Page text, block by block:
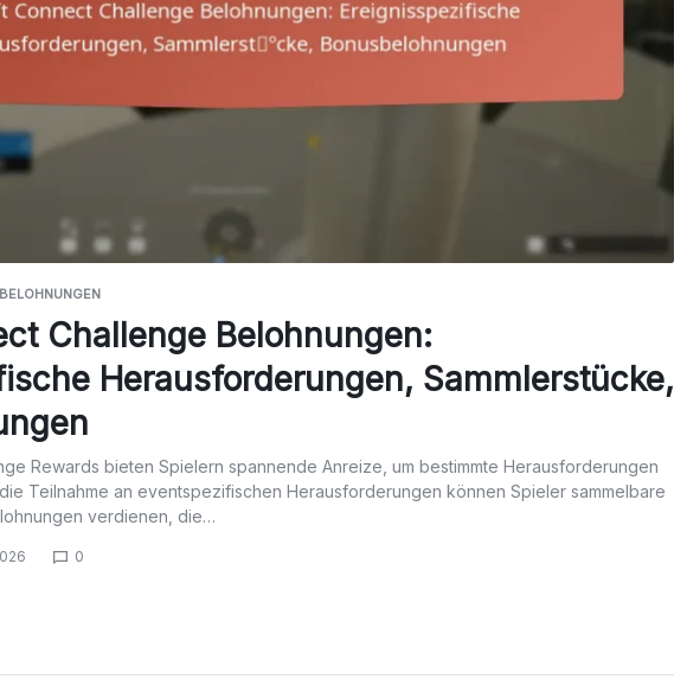
Challenge Belohnungen:
Herausforderungen, Sammlerstücke,
Rewards bieten Spielern spannende Anreize, um bestimmte Herausforderungen
Teilnahme an eventspezifischen Herausforderungen können Spieler sammelbare
verdienen, die…
0